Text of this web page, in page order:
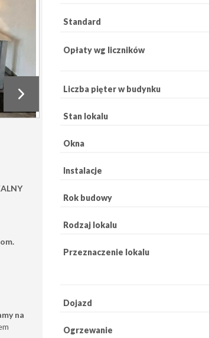
na
Standard
Opłaty wg liczników
Liczba pięter w budynku
Stan lokalu
Okna
Instalacje
Rok budowy
Rodzaj lokalu
Przeznaczenie lokalu
Dojazd
Ogrzewanie